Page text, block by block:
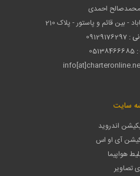
محمدصالح احمدی
- بین قائم و پاستور - پلاک 210
:
09129176297
:
05138466685
سایت
اندروید
آی او اس
هواپیما
تصاویر